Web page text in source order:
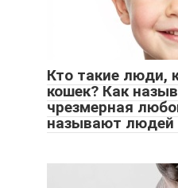
Кто такие люди,
кошек? Как
чрезмерная
называют